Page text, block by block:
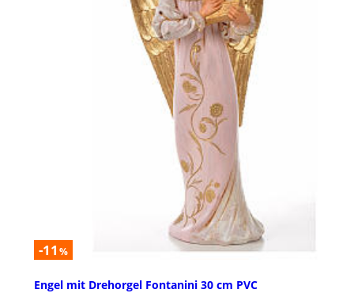
-11 %
Engel mit Drehorgel Fontanini 30 cm PVC